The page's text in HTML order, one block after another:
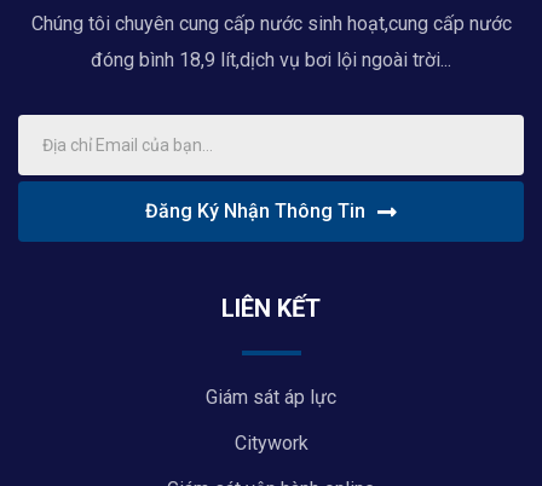
Chúng tôi chuyên cung cấp nước sinh hoạt,cung cấp nước
đóng bình 18,9 lít,dịch vụ bơi lội ngoài trời...
Đăng Ký Nhận Thông Tin
LIÊN KẾT
Giám sát áp lực
Citywork